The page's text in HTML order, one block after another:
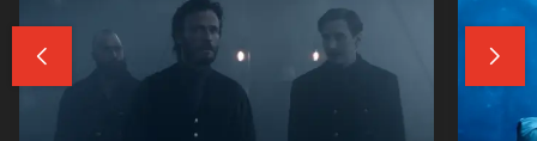
 